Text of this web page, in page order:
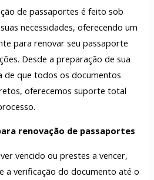
de passaportes é feito sob
necessidades, oferecendo um
para renovar seu passaporte
Desde a preparação de sua
de que todos os documentos
oferecemos suporte total
renovação de passaportes
vencido ou prestes a vencer,
a verificação do documento até o